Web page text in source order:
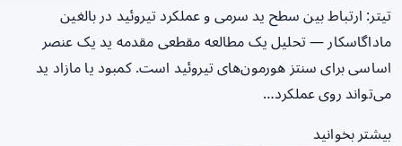
تیتر: ارتباط بین سطح ید سرمی و عملکرد تیروئید در بالغین
ماداگاسکار — تحلیل یک مطالعه مقطعی مقدمه ید یک عنصر
اساسی برای سنتز هورمون‌های تیروئید است. کمبود یا مازاد ید
می‌تواند روی عملکرد…
بیشتر بخوانید